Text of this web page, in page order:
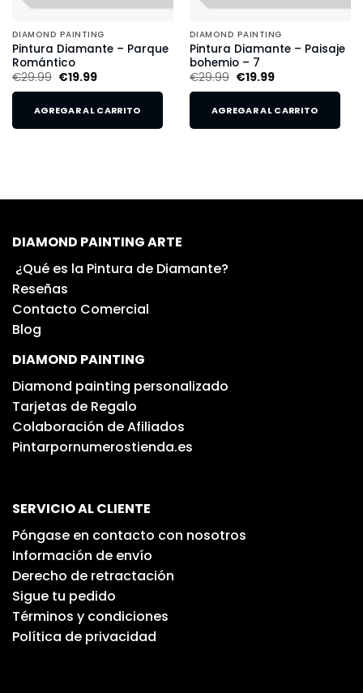
DIAMOND PAINTING
Pintura Diamante – Parque
Romántico
€29.99 €19.99
AGREGAR AL CARRITO
DIAMOND PAINTING
Pintura Diamante – Paisaje
bohemio – 7
€29.99 €19.99
AGREGAR AL CARRITO
DIAMOND PAINTING ARTE
¿Qué es la Pintura de Diamante?
Reseñas
Contacto Comercial
Blog
DIAMOND PAINTING
Diamond painting personalizado
Tarjetas de Regalo
Colaboración de Afiliados
Pintarpornumerostienda.es
SERVICIO AL CLIENTE
Póngase en contacto con nosotros
Información de envío
Derecho de retractación
Sigue tu pedido
Términos y condiciones
Política de privacidad